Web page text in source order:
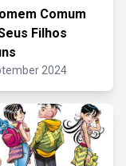
Comum
Filhos
2024